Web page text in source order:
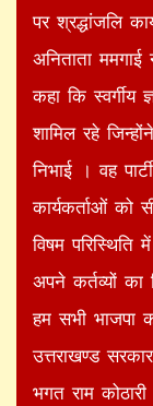
पर श्रद्धांजलि
अनिताता
कहा कि
शामिल रहे
निभाई । वह
कार्यकर्ताओं को
विषम
अपने कर्तव्यों का
हम सभी भाजपा
उत्तराखण्ड
भगत राम